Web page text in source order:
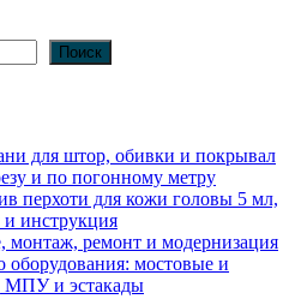
Поиск
для штор, обивки и покрывал
и по погонному метру
перхоти для кожи головы 5 мл,
инструкция
монтаж, ремонт и модернизация
оборудования: мостовые и
МПУ и эстакады